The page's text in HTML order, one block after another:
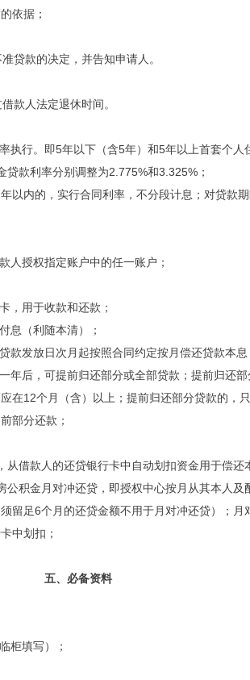
依据；
贷款的决定，并告知申请人。
款人法定退休时间。
执行。即5年以下（含5年）和5年以上首套个
款利率分别调整为2.775%和3.325%；
以内的，实行合同利率，不分段计息；对贷款
人授权指定账户中的任一账户；
，用于收款和还款；
息（利随本清）；
发放日次月起按照合同约定按月偿还贷款本息
年后，可提前归还部分或全部贷款；提前归还
在12个月（含）以上；提前归还部分贷款的，
部分还款；
借款人的还贷银行卡中自动划扣资金用于偿还
公积金月对冲还贷，即授权中心按月从其本人
留足6个月的还贷金额不用于月对冲还贷）；
中划扣；
五、必备资料
柜填写）；